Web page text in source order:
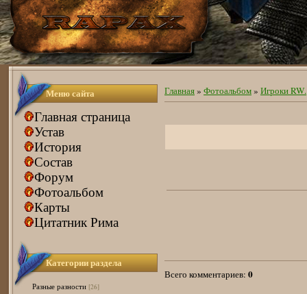
Меню сайта
Главная страница
Устав
История
Состав
Форум
Фотоальбом
Карты
Цитатник Рима
Категории раздела
Разные разности [26]
Главная» Фотоальбом» Игроки RW.
Всего комментариев: 0